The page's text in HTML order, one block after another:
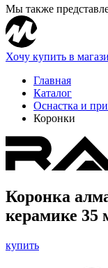
Мы также
Хочу купить в
Главная
Каталог
Оснастка и
Коронки
Коронка
керамике
купить